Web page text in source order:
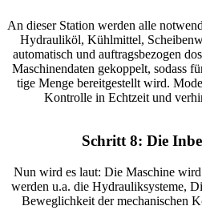
An dieser Station werden alle
Hydrau­liköl, Kühl­mittel,
auto­ma­tisch und auftrags­be­zogen
Maschi­nen­daten gekop­pelt, sodass
tige Menge bereit­ge­stellt wird.
Kontrolle in Echt­zeit und
Schritt 8: Die
Nun wird es laut: Die Maschine
werden u.a. die Hydrau­lik­sys­teme,
Beweg­lich­keit der mecha­ni­schen